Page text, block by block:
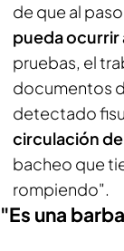
de que al
pueda ocurrir
pruebas, el
documentos
detectado
circulación
bacheo que
rompiendo".
"Es una